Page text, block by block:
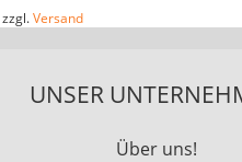
Versand
UNSER
Über uns!